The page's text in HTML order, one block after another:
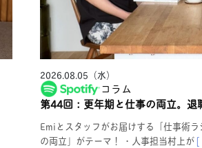
2026.08.05（水）
コラム
第44回：更年期と仕事の両立。
Emiとスタッフがお届けする「仕事術
の両立」がテーマ！ ・人事担当村上が [